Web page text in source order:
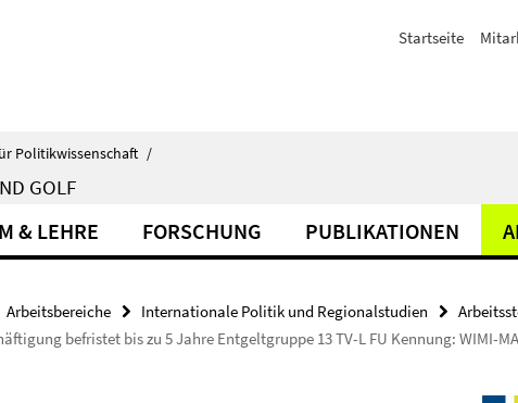
Startseite
Politikwissenschaft /
GOLF
& LEHRE FORSCHUNG PUBLIKATIONEN
Arbeitsbereiche Internationale Politik und Regionalstudien
befristet bis zu 5 Jahre Entgeltgruppe 13 TV-L FU Kennung: WIMI-